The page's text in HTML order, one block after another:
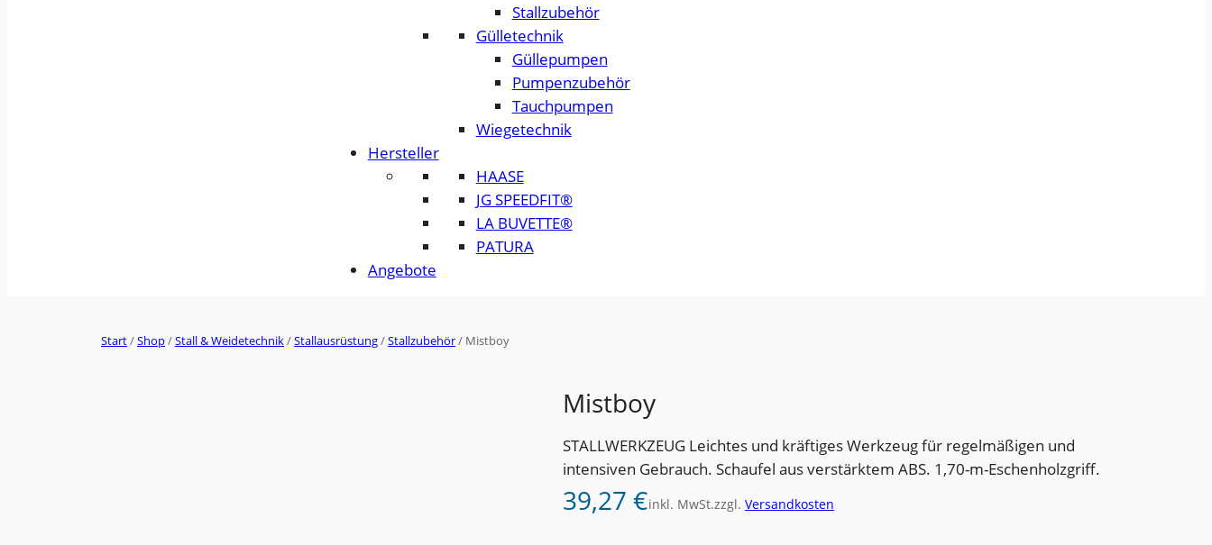
Stallzubehör
Gülletechnik
Güllepumpen
Pumpenzubehör
Tauchpumpen
Wiegetechnik
Hersteller
HAASE
JG SPEEDFIT®
LA BUVETTE®
PATURA
Angebote
Start/Shop/Stall & Weidetechnik/Stallausrüstung/Stallzubehör/ Mistboy
Mistboy
STALLWERKZEUG Leichtes und kräftiges Werkzeug für regelmäßigen und
intensiven Gebrauch. Schaufel aus verstärktem ABS. 1,70-m-Eschenholzgriff.
39,27 €inkl. MwSt.zzgl. Versandkosten